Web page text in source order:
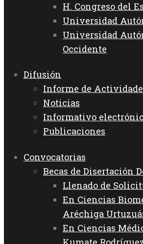
H. Congreso del
Universidad
Universidad
Occidente
Difusión
Informe de
Noticias
Informativo
Publicaciones
Convocatorias
Becas de Disertación
Llenado de
En Ciencias
Aréchiga
En Ciencias